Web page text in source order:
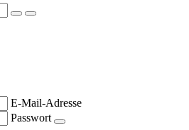
E-Mail-Adresse
Passwort